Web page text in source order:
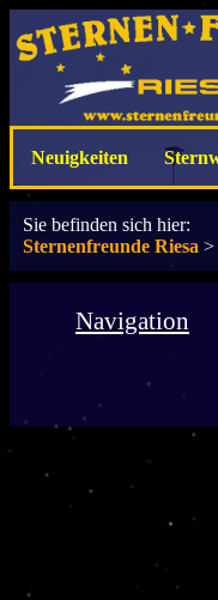
Neuigkeiten
Sie befinden sich hier:
Sternenfreunde Riesa >
Navigation